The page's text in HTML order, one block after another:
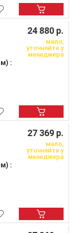
:
24 880 р.
мало,
уточняйте у
менеджера
:
27 369 р.
мало,
уточняйте у
менеджера